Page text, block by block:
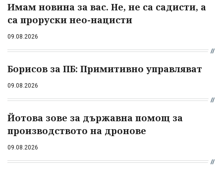
Имам новина за вас. Не, не са садисти, а
са проруски нео-нацисти
09.08.2026
Борисов за ПБ: Примитивно управляват
09.08.2026
Йотова зове за държавна помощ за
производството на дронове
09.08.2026